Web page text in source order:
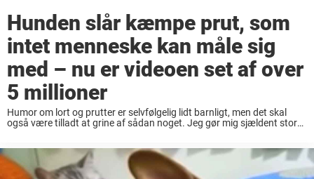
Hunden slår kæmpe prut, som
intet menneske kan måle sig
med – nu er videoen set af over
5 millioner
Humor om lort og prutter er selvfølgelig lidt barnligt, men det skal
også være tilladt at grine af sådan noget. Jeg gør mig sjældent store